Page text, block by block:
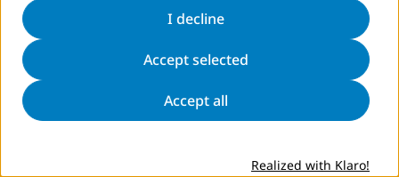
DVV International – Ured za Bosnu i Hercegovinu uspješno
je realizovao prvi od šest modula programa stručnog
usavršavanja menadžera organizacija i ustanova za
obrazovanje odraslih – Curriculum…
Pročitaj više
I decline
Accept selected
Accept all
Realized with Klaro!